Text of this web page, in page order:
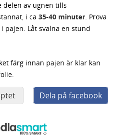
delen av ugnen tills
i ca 35-40 minuter. Prova
pajen. Låt svalna en stund
färg innan pajen är klar kan
Dela på facebook